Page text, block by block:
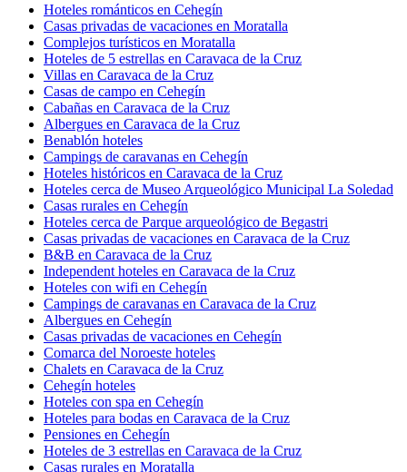
Hoteles románticos en Cehegín
Casas privadas de vacaciones en Moratalla
Complejos turísticos en Moratalla
Hoteles de 5 estrellas en Caravaca de la Cruz
Villas en Caravaca de la Cruz
Casas de campo en Cehegín
Cabañas en Caravaca de la Cruz
Albergues en Caravaca de la Cruz
Benablón hoteles
Campings de caravanas en Cehegín
Hoteles históricos en Caravaca de la Cruz
Hoteles cerca de Museo Arqueológico Municipal La Soledad
Casas rurales en Cehegín
Hoteles cerca de Parque arqueológico de Begastri
Casas privadas de vacaciones en Caravaca de la Cruz
B&B en Caravaca de la Cruz
Independent hoteles en Caravaca de la Cruz
Hoteles con wifi en Cehegín
Campings de caravanas en Caravaca de la Cruz
Albergues en Cehegín
Casas privadas de vacaciones en Cehegín
Comarca del Noroeste hoteles
Chalets en Caravaca de la Cruz
Cehegín hoteles
Hoteles con spa en Cehegín
Hoteles para bodas en Caravaca de la Cruz
Pensiones en Cehegín
Hoteles de 3 estrellas en Caravaca de la Cruz
Casas rurales en Moratalla